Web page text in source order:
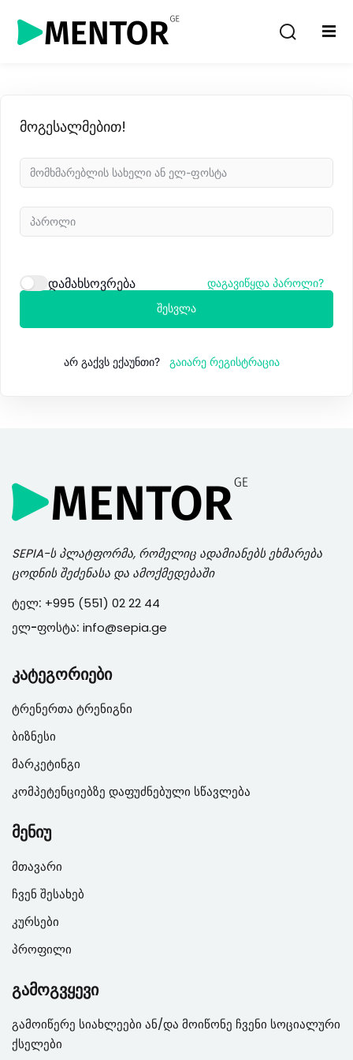
მოგესალმებით!
დამახსოვრება დაგავიწყდა პაროლი?
შესვლა
არ გაქვს ექაუნთი? გაიარე რეგისტრაცია
SEPIA-ს პლატფორმა, რომელიც ადამიანებს ეხმარება
ცოდნის შეძენასა და ამოქმედებაში
ტელ: +995 (551) 02 22 44
ელ-ფოსტა: info@sepia.ge
კატეგორიები
ტრენერთა ტრენიგნი
ბიზნესი
მარკეტინგი
კომპეტენციებზე დაფუძნებული სწავლება
მენიუ
მთავარი
ჩვენ შესახებ
კურსები
პროფილი
გამოგვყევი
გამოიწერე სიახლეები ან/და მოიწონე ჩვენი სოციალური
ქსელები
Sign in
Remember me